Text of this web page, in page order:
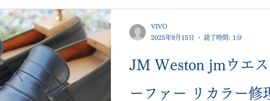
JM Weston jmウエス
ーファー リカラー修
VIVO
2025年9月15日
読了時間: 1分